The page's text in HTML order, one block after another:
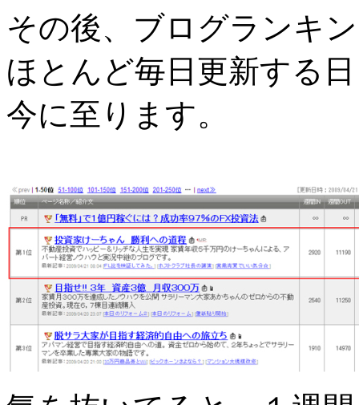
その後、ブログランキ
ほとんど毎日更新する
今に至ります。